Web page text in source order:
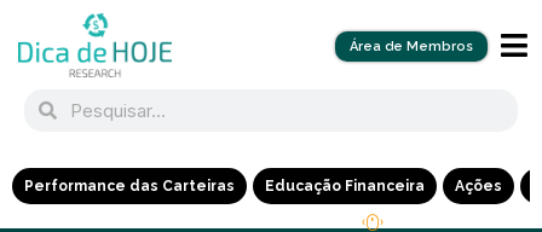
Área de Membros
Performance das Carteiras Educação Financeira Ações